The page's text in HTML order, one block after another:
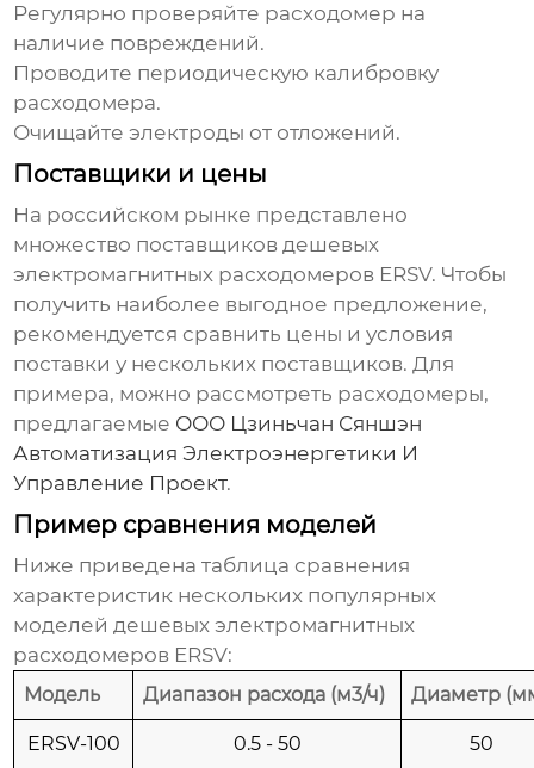
Регулярно проверяйте расходомер на
наличие повреждений.
Проводите периодическую калибровку
расходомера.
Очищайте электроды от отложений.
Поставщики и цены
На российском рынке представлено
множество поставщиковдешевых
электромагнитных расходомеров ERSV. Чтобы
получить наиболее выгодное предложение,
рекомендуется сравнить цены и условия
поставки у нескольких поставщиков. Для
примера, можно рассмотреть расходомеры,
предлагаемые ООО Цзиньчан Сяншэн
Автоматизация Электроэнергетики И
Управление Проект.
Пример сравнения моделей
Ниже приведена таблица сравнения
характеристик нескольких популярных
моделейдешевых электромагнитных
расходомеров ERSV:
Модель Диапазон расхода (м3/ч) Диаметр
ERSV-100 0.5 - 50 50